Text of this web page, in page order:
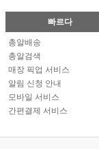
빠르다
총알배송
총알검색
매장 픽업 서비스
알림 신청 안내
모바일 서비스
간편결제 서비스